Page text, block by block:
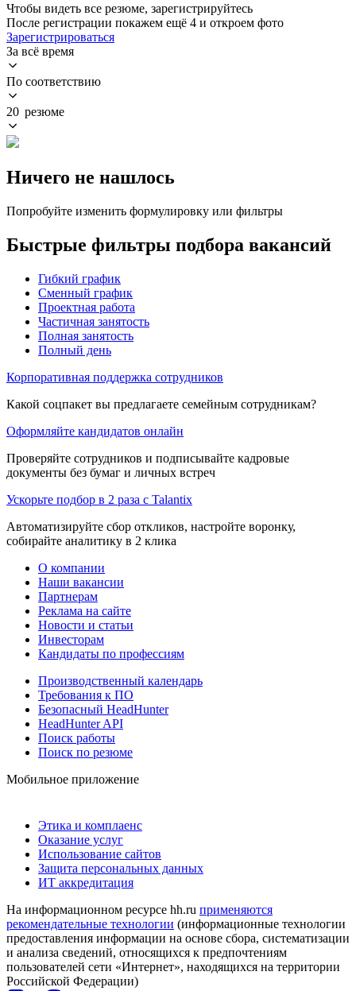
Чтобы видеть все резюме, зарегистрируйтесь
После регистрации покажем ещё 4 и откроем фото
Зарегистрироваться
За всё время
По соответствию
20 резюме
Ничего не нашлось
Попробуйте изменить формулировку или фильтры
Быстрые фильтры подбора вакансий
Гибкий график
Сменный график
Проектная работа
Частичная занятость
Полная занятость
Полный день
Корпоративная поддержка сотрудников
Какой соцпакет вы предлагаете семейным сотрудникам?
Оформляйте кандидатов онлайн
Проверяйте сотрудников и подписывайте кадровые
документы без бумаг и личных встреч
Ускорьте подбор в 2 раза с Talantix
Автоматизируйте сбор откликов, настройте воронку,
собирайте аналитику в 2 клика
О компании
Наши вакансии
Партнерам
Реклама на сайте
Новости и статьи
Инвесторам
Кандидаты по профессиям
Производственный календарь
Требования к ПО
Безопасный HeadHunter
HeadHunter API
Поиск работы
Поиск по резюме
Мобильное приложение
Этика и комплаенс
Оказание услуг
Использование сайтов
Защита персональных данных
ИТ аккредитация
На информационном ресурсе hh.ru применяются
рекомендательные технологии (информационные технологии
предоставления информации на основе сбора, систематизации
и анализа сведений, относящихся к предпочтениям
пользователей сети «Интернет», находящихся на территории
Российской Федерации)